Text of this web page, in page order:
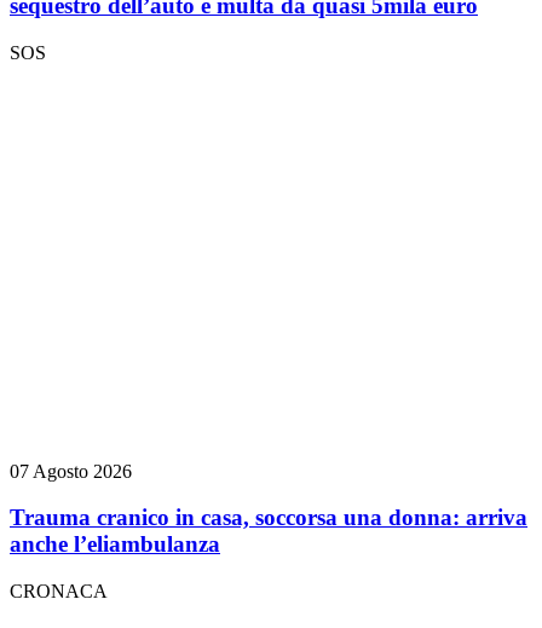
sequestro dell’auto e multa da quasi 5mila euro
SOS
07 Agosto 2026
Trauma cranico in casa, soccorsa una donna: arriva
anche l’eliambulanza
CRONACA